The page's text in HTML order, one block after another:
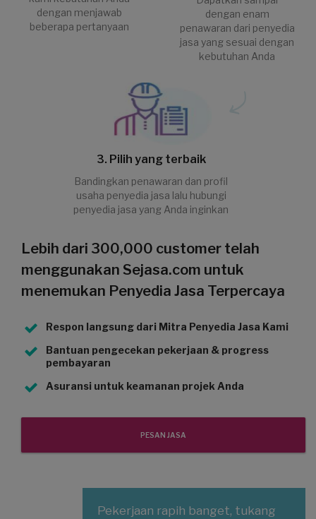
dengan menjawab
beberapa pertanyaan
dengan enam
penawaran dari penyedia
jasa yang sesuai dengan
kebutuhan Anda
3. Pilih yang terbaik
Bandingkan penawaran dan profil
usaha penyedia jasa lalu hubungi
penyedia jasa yang Anda inginkan
Lebih dari 300,000 customer telah
menggunakan Sejasa.com untuk
menemukan Penyedia Jasa Terpercaya
Respon langsung dari Mitra Penyedia Jasa Kami
Bantuan pengecekan pekerjaan & progress
pembayaran
Asuransi untuk keamanan projek Anda
PESAN JASA
Pekerjaan rapih banget, tukang